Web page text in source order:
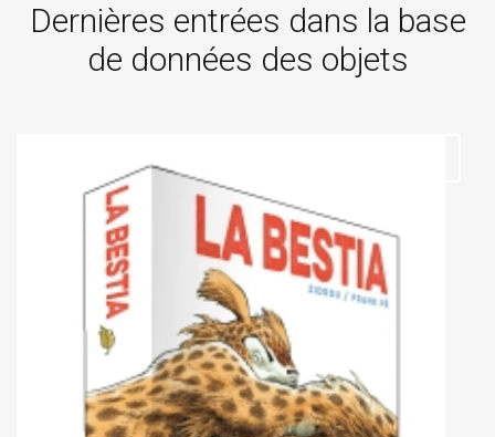
Dernières entrées dans la base
de données des objets